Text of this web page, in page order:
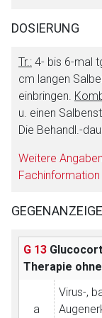
DOSIERUNG
Tr.: 4- bis 6-mal
cm langen
einbringen.
u. einen
Die Behandl.-
Weitere
Fachinformation
G 13
Therapie
a
Virus-,